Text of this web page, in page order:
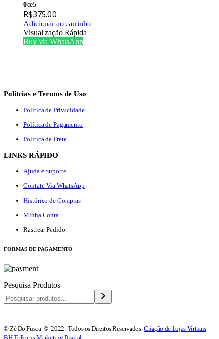
0de 5
R$375.00
Adicionar ao carrinho
Visualização Rápida
Buy via WhatsApp
Politcias e Termos de Uso
Política de Privacidade
Política de Pagamento
Política de Frete
LINKS RÁPIDO
Ajuda e Suporte
Contato Via WhatsApp
Histórico de Compras
Minha Conta
Rastrear Pedido
FORMAS DE PAGAMENTO
Pesquisa Produtos
© Zé Do Fusca © 2022. Todos os Direitos Reservados.Criação de Lojas Virtuais
BH ToFocus Marketing Digital